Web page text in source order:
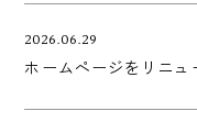
2026.06.29
ホームページをリニュ